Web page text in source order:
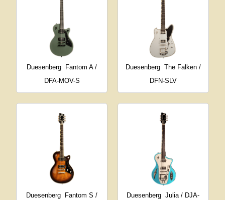
Duesenberg
Fantom A /
DFA-MOV-S
Duesenberg The Falken /
DFN-SLV
Duesenberg Fantom S / Duesenberg Julia / DJA-